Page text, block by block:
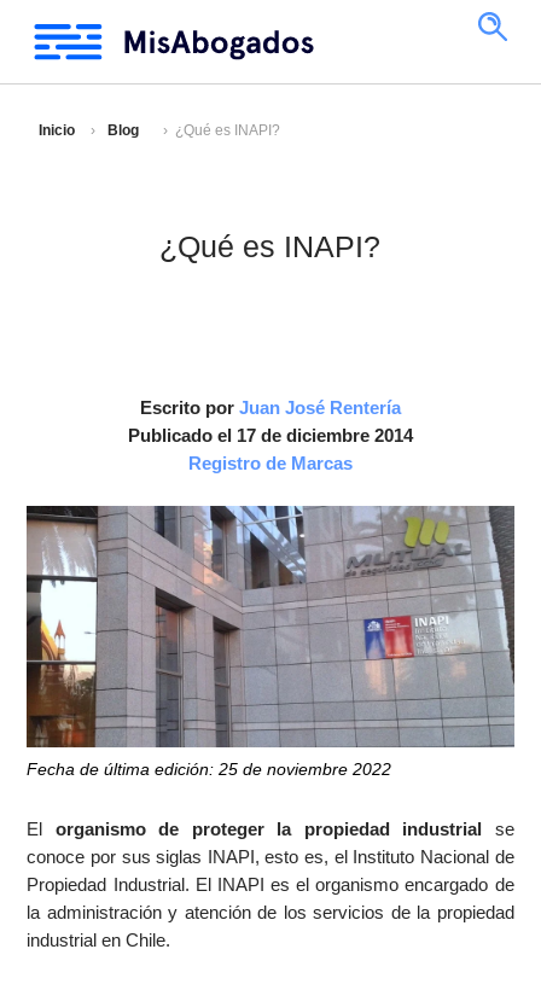
Inicio Blog ¿Qué es INAPI?
¿Qué es INAPI?
Escrito por Juan José Rentería
Publicado el 17 de diciembre 2014
Registro de Marcas
Fecha de última edición: 25 de noviembre 2022
El organismo de proteger la propiedad industrial se
conoce por sus siglas INAPI, esto es, el Instituto Nacional de
Propiedad Industrial. El INAPI es el organismo encargado de
la administración y atención de los servicios de la propiedad
industrial en Chile.